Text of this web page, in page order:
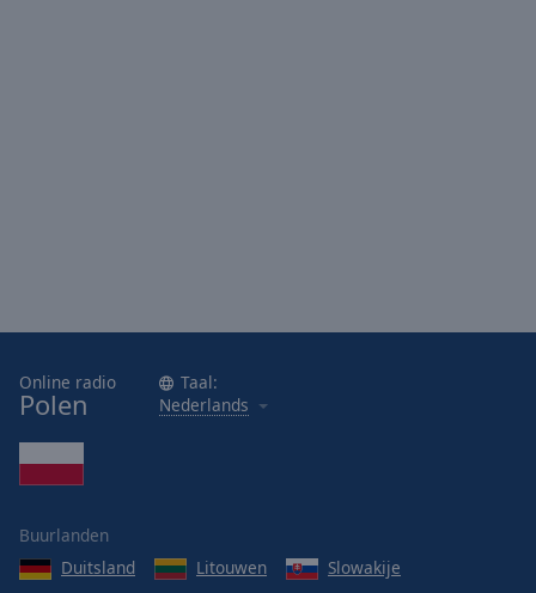
Font
Family
Done
Close
Online radio
Polen
Taal:
Nederlands
Buurlanden
Duitsland
Litouwen
Slowakije